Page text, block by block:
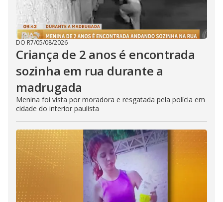
DO R7/05/08/2026
Criança de 2 anos é encontrada
sozinha em rua durante a
madrugada
Menina foi vista por moradora e resgatada pela polícia em
cidade do interior paulista